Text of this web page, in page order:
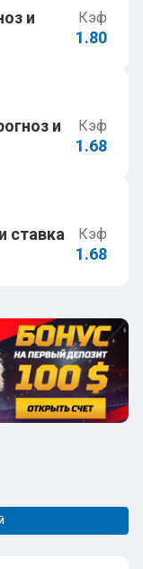
и
Кэф
1.80
и
Кэф
1.68
ставка
Кэф
1.68